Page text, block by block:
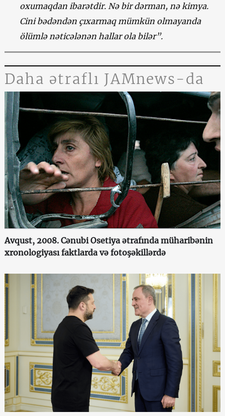
oxumaqdan ibarətdir. Nə bir dərman, nə kimya.
Cini bədəndən çıxarmaq mümkün olmayanda
ölümlə nəticələnən hallar ola bilər”.
Daha ətraflı JAMnews-da
Avqust, 2008. Cənubi Osetiya ətrafında müharibənin
xronologiyası faktlarda və fotoşəkillərdə